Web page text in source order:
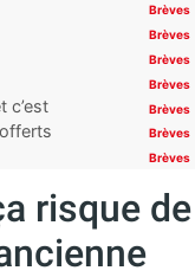
Brèves
Brèves
Brèves
Brèves
c’est
Brèves
Brèves
Brèves
risque de